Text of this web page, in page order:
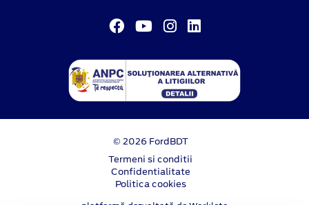
© 2026 FordBDT
Termeni si conditii
Confidentialitate
Politica cookies